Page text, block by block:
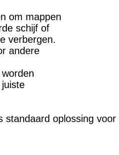
om mappen
schijf of
verbergen.
andere
standaard oplossing